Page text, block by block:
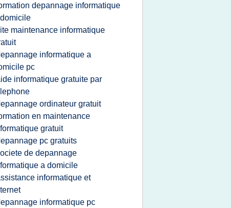
depannage informatique
maintenance informatique
informatique a
pc
informatique gratuite par
ordinateur gratuit
en maintenance
gratuit
pc gratuits
de depannage
a domicile
informatique et
informatique pc